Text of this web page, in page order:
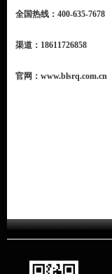
全国热线：400-635-7678
渠道：18611726858
官网：www.blsrq.com.cn